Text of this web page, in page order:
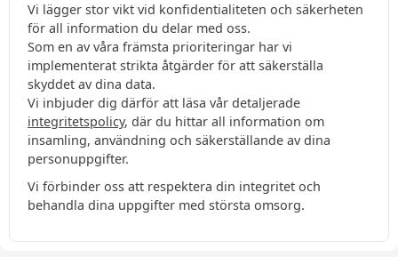
Vi lägger stor vikt vid konfidentialiteten och säkerheten
för all information du delar med oss.
Som en av våra främsta prioriteringar har vi
implementerat strikta åtgärder för att säkerställa
skyddet av dina data.
Vi inbjuder dig därför att läsa vår detaljerade
integritetspolicy, där du hittar all information om
insamling, användning och säkerställande av dina
personuppgifter.
Vi förbinder oss att respektera din integritet och
behandla dina uppgifter med största omsorg.